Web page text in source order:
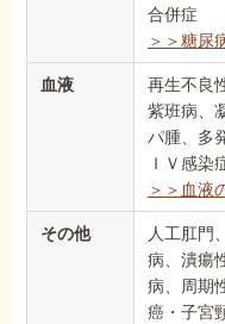
合併症
＞＞糖尿
血液
再生不良
紫班病、
パ腫、多
ＩＶ感染
＞＞血液
その他
人工肛門
病、潰瘍
病、周期
癌・子宮